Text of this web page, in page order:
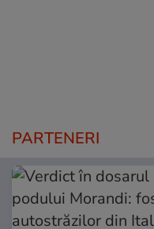
PARTENERI